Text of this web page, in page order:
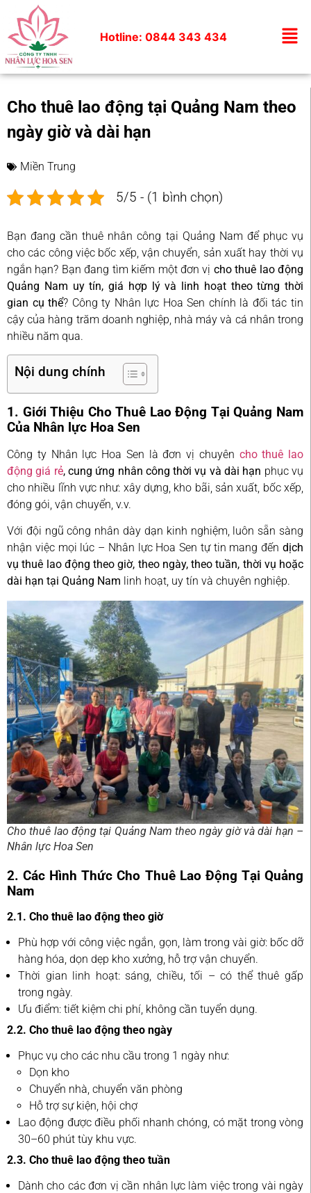
Hotline: 0844 343 434
Cho thuê lao động tại Quảng Nam theo
ngày giờ và dài hạn
Miền Trung
5/5 - (1 bình chọn)
Bạn đang cần thuê nhân công tại Quảng Nam để phục vụ
cho các công việc bốc xếp, vận chuyển, sản xuất hay thời vụ
ngắn hạn? Bạn đang tìm kiếm một đơn vị cho thuê lao động
Quảng Nam uy tín, giá hợp lý và linh hoạt theo từng thời
gian cụ thể? Công ty Nhân lực Hoa Sen chính là đối tác tin
cậy của hàng trăm doanh nghiệp, nhà máy và cá nhân trong
nhiều năm qua.
Nội dung chính
1. Giới Thiệu Cho Thuê Lao Động Tại Quảng Nam
Của Nhân lực Hoa Sen
Công ty Nhân lực Hoa Sen là đơn vị chuyên cho thuê lao
động giá rẻ, cung ứng nhân công thời vụ và dài hạn phục vụ
cho nhiều lĩnh vực như: xây dựng, kho bãi, sản xuất, bốc xếp,
đóng gói, vận chuyển, v.v.
Với đội ngũ công nhân dày dạn kinh nghiệm, luôn sẵn sàng
nhận việc mọi lúc – Nhân lực Hoa Sen tự tin mang đến dịch
vụ thuê lao động theo giờ, theo ngày, theo tuần, thời vụ hoặc
dài hạn tại Quảng Nam linh hoạt, uy tín và chuyên nghiệp.
Cho thuê lao động tại Quảng Nam theo ngày giờ và dài hạn –
Nhân lực Hoa Sen
2. Các Hình Thức Cho Thuê Lao Động Tại Quảng
Nam
2.1. Cho thuê lao động theo giờ
Phù hợp với công việc ngắn, gọn, làm trong vài giờ: bốc dỡ
hàng hóa, dọn dẹp kho xưởng, hỗ trợ vận chuyển.
Thời gian linh hoạt: sáng, chiều, tối – có thể thuê gấp
trong ngày.
Ưu điểm: tiết kiệm chi phí, không cần tuyển dụng.
2.2. Cho thuê lao động theo ngày
Phục vụ cho các nhu cầu trong 1 ngày như:
Dọn kho
Chuyển nhà, chuyển văn phòng
Hỗ trợ sự kiện, hội chợ
Lao động được điều phối nhanh chóng, có mặt trong vòng
30–60 phút tùy khu vực.
2.3. Cho thuê lao động theo tuần
Dành cho các đơn vị cần nhân lực làm việc trong vài ngày